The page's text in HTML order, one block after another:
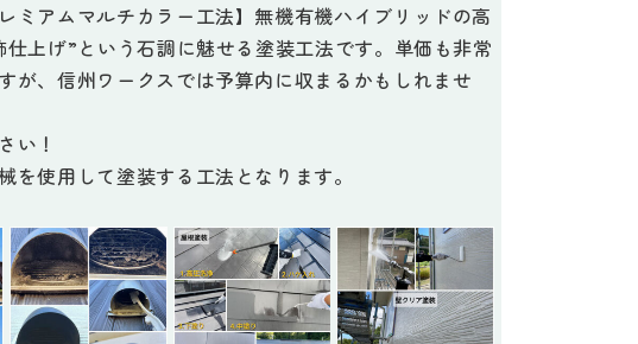
ミアムマルチカラー工法】無機有機ハイブリッドの高
仕上げ”という石調に魅せる塗装工法です。単価も非常
が、信州ワークスでは予算内に収まるかもしれませ
い！
を使用して塗装する工法となります。